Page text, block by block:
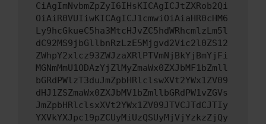
CiAgImNvbmZpZyI6IHsKICAgICJtZXRob2Qi
OiAiR0VUIiwKICAgICJ1cmwiOiAiaHR0cHM6
Ly9hcGkueC5ha3MtcHJvZC5hdWRhcmlzLm5l
dC92MS9jbGllbnRzLzE5Mjgvd2Vic2l0ZS12
ZWhpY2xlcz93ZWJzaXRlPTVmNjBkYjBmYjFi
MGNmMmU1ODAzYjZlMyZmaWx0ZXJbMF1bZmll
bGRdPWlzT3duJmZpbHRlclswXVt2YWx1ZV09
dHJ1ZSZmaWx0ZXJbMV1bZmllbGRdPW1vZGVs
JmZpbHRlclsxXVt2YWx1ZV09JTVCJTdCJTIy
YXVkYXJpc19pZCUyMiUzQSUyMjVjYzkzZjQy